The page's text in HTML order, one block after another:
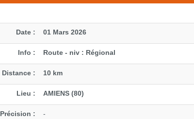
Date : 01 Mars 2026
Info : Route - niv : Régional
Distance : 10 km
Lieu : AMIENS (80)
Précision : -